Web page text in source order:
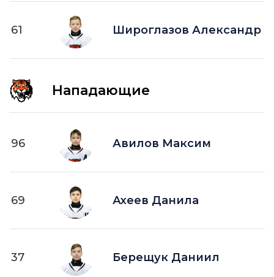
61 Широглазов Александр
Нападающие
96 Авилов Максим
69 Ахеев Данила
37 Берещук Даниил